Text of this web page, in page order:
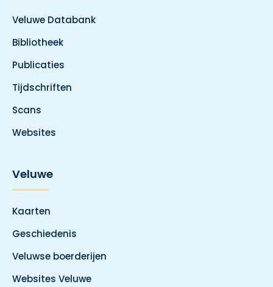
Veluwe Databank
Bibliotheek
Publicaties
Tijdschriften
Scans
Websites
Veluwe
Kaarten
Geschiedenis
Veluwse boerderijen
Websites Veluwe